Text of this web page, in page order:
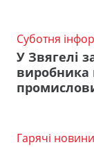
Суботня
У Звягелі
виробника
Гарячі новини